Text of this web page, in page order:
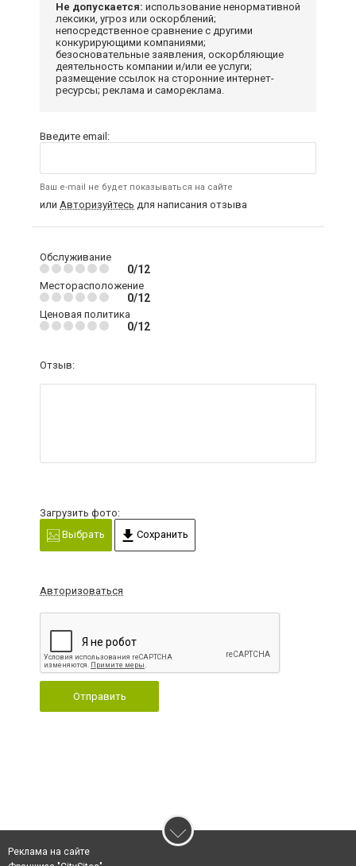
Не допускается: использование ненормативной
лексики, угроз или оскорблений;
непосредственное сравнение с другими
конкурирующими компаниями;
безосновательные заявления, оскорбляющие
деятельность компании и/или ее услуги;
размещение ссылок на сторонние интернет-
ресурсы; реклама и самореклама.
Введите email:
Ваш e-mail не будет показываться на сайте
или Авторизуйтесь для написания отзыва
Обслуживание
0/12
Месторасположение
0/12
Ценовая политика
0/12
Отзыв:
Загрузить фото:
Выбрать
Сохранить
Авторизоваться
Отправить
Реклама на сайте